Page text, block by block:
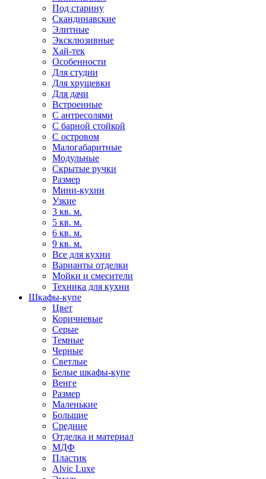
Под старину
Скандинавские
Элитные
Эксклюзивные
Хай-тек
Особенности
Для студии
Для хрущевки
Для дачи
Встроенные
С антресолями
С барной стойкой
С островом
Малогабаритные
Модульные
Скрытые ручки
Размер
Мини-кухни
Узкие
3 кв. м.
5 кв. м.
6 кв. м.
9 кв. м.
Все для кухни
Варианты отделки
Мойки и смесители
Техника для кухни
Шкафы-купе
Цвет
Коричневые
Серые
Темные
Черные
Светлые
Белые шкафы-купе
Венге
Размер
Маленькие
Большие
Средние
Отделка и материал
МДФ
Пластик
Alvic Luxe